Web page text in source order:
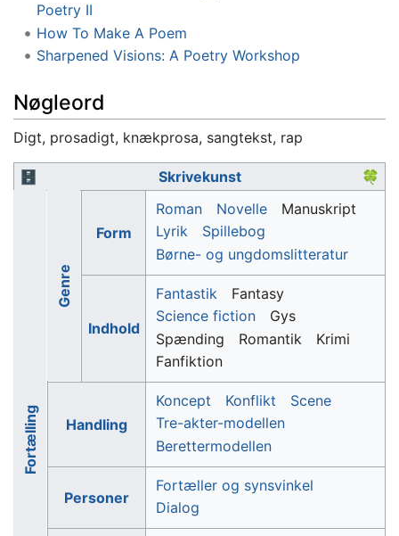
Poetry II
How To Make A Poem
Sharpened Visions: A Poetry Workshop
Nøgleord
Digt, prosadigt, knækprosa, sangtekst, rap
🗄 Skrivekunst 🍀
Fortælling
Genre
Form
Roman Novelle
Manuskript
Lyrik
Spillebog
Børne- og ungdomslitteratur
Indhold
Fantastik
Fantasy
Science fiction
Gys
Spænding
Romantik
Krimi
Fanfiktion
Handling
Koncept Konflikt
Scene
Tre-akter-modellen
Berettermodellen
Personer
Fortæller og synsvinkel
Dialog